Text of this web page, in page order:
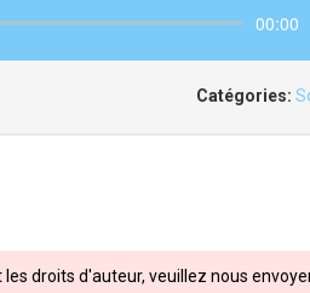
00:00
Catégories:
droits d'auteur, veuillez nous